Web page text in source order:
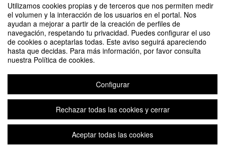
Utilizamos cookies propias y de terceros que nos permiten medir
el volumen y la interacción de los usuarios en el portal. Nos
ayudan a mejorar a partir de la creación de perfiles de
navegación, respetando tu privacidad. Puedes configurar el uso
de cookies o aceptarlas todas. Este aviso seguirá apareciendo
hasta que decidas. Para más información, por favor consulta
nuestra Política de cookies.
Configurar
Rechazar todas las cookies y cerrar
Aceptar todas las cookies
Difunde tu evento poniendo el siguiente código en tu sitio
CONCIERTO "DE NORTE A SUR"
Organizado por Área de Actividades Culturales (Fundación General UPM)
Plataforma de organización de eventos Symposium
Copyright © 2026